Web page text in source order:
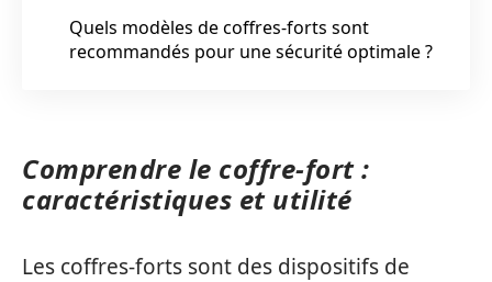
Quels modèles de coffres-forts sont
recommandés pour une sécurité optimale ?
Comprendre le coffre-fort :
caractéristiques et utilité
Les coffres-forts sont des dispositifs de